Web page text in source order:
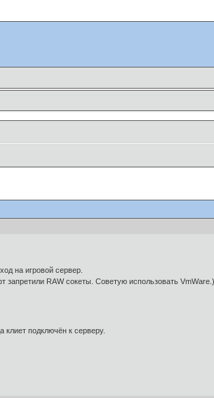
на игровой сервер.
RAW сокеты. Советую использовать
клиет подключён к серверу.